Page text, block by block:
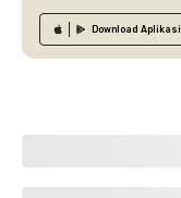
Download Aplikasi